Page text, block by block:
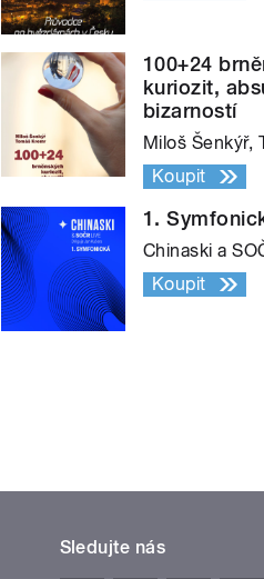
100+24
kuriozit,
bizarností
Miloš Šenkýř,
Koupit
1.
Chinaski a
Koupit
Sledujte nás